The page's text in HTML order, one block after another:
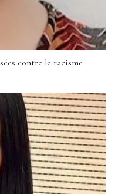
contre le racisme